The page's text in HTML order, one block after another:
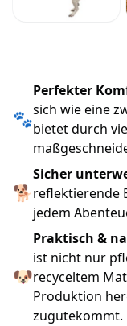
🐾
Perfekter
sich wie eine
bietet durch
🐕
Sicher
reflektierende
jedem
🐶
Praktisch &
ist nicht nur
recyceltem
Produktion
zugutekommt.